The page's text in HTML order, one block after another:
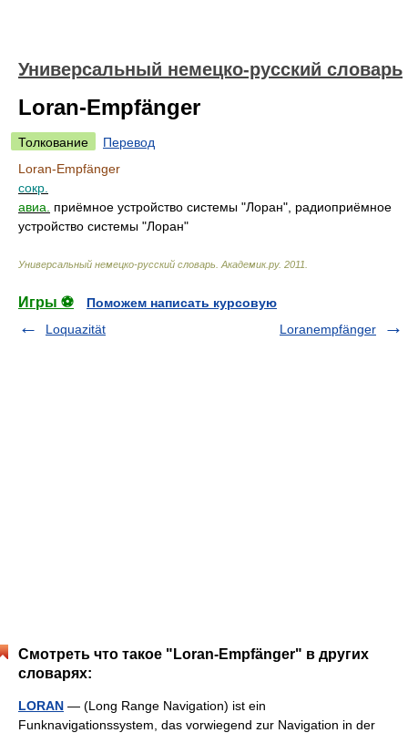
Универсальный немецко-русский словарь
Loran-Empfänger
Толкование
Перевод
Loran-Empfänger
сокр.
авиа.
приёмное устройство системы "Лоран", радиоприёмное
устройство системы "Лоран"
Универсальный немецко-русский словарь Академик.ру. 2011
Игры ⚽
Поможем написать курсовую
Loquazität
Loranempfänger
Смотреть что такое "Loran-Empfänger" в других
словарях:
LORAN — (Long Range Navigation) ist ein
Funknavigationssystem, das vorwiegend zur Navigation in der